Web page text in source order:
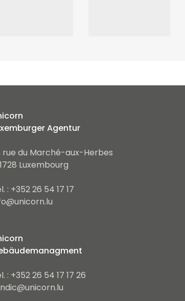
Agentur
rue du Marché-aux-Herbes
Luxembourg
: +352 26 54 17 17
: +352 26 54 17 17 26